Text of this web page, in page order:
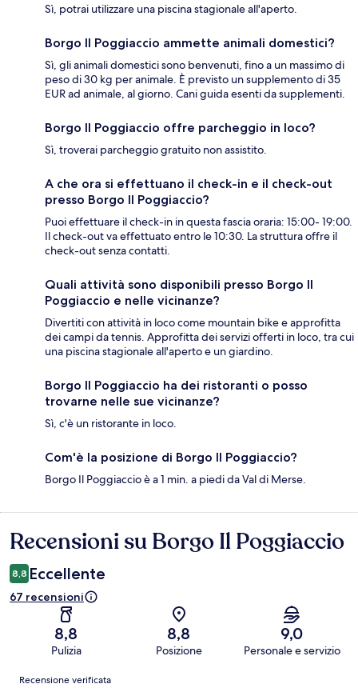
Sì, potrai utilizzare una piscina stagionale all'aperto.
Borgo Il Poggiaccio ammette animali domestici?
Sì, gli animali domestici sono benvenuti, fino a un massimo di
peso di 30 kg per animale. È previsto un supplemento di 35
EUR ad animale, al giorno. Cani guida esenti da supplementi.
Borgo Il Poggiaccio offre parcheggio in loco?
Sì, troverai parcheggio gratuito non assistito.
A che ora si effettuano il check-in e il check-out
presso Borgo Il Poggiaccio?
Puoi effettuare il check-in in questa fascia oraria: 15:00- 19:00.
Il check-out va effettuato entro le 10:30. La struttura offre il
check-out senza contatti.
Quali attività sono disponibili presso Borgo Il
Poggiaccio e nelle vicinanze?
Divertiti con attività in loco come mountain bike e approfitta
dei campi da tennis. Approfitta dei servizi offerti in loco, tra cui
una piscina stagionale all'aperto e un giardino.
Borgo Il Poggiaccio ha dei ristoranti o posso
trovarne nelle sue vicinanze?
Sì, c'è un ristorante in loco.
Com'è la posizione di Borgo Il Poggiaccio?
Borgo Il Poggiaccio è a 1 min. a piedi da Val di Merse.
Recensioni
Recensioni su Borgo Il Poggiaccio
8,8 Eccellente
67 recensioni
8,8
Pulizia
8,8
Posizione
9,0
Personale e servizio
Recensioni
Recensione verificata